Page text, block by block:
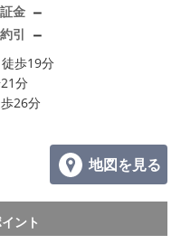
金 －
引 －
歩19分
分
26分
地図を見る
ント